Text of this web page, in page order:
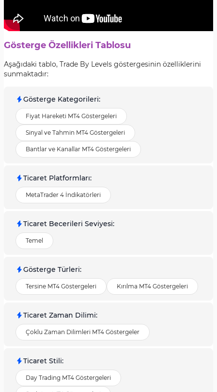
Gösterge Özellikleri Tablosu
Aşağıdaki tablo, Trade By Levels göstergesinin özelliklerini
sunmaktadır:
Gösterge Kategorileri:
Fiyat Hareketi MT4 Göstergeleri
Sinyal ve Tahmin MT4 Göstergeleri
Bantlar ve Kanallar MT4 Göstergeleri
Ticaret Platformları:
MetaTrader 4 İndikatörleri
Ticaret Becerileri Seviyesi:
Temel
Gösterge Türleri:
Tersine MT4 Göstergeleri Kırılma MT4 Göstergeleri
Ticaret Zaman Dilimi:
Çoklu Zaman Dilimleri MT4 Göstergeler
Ticaret Stili:
Day Trading MT4 Göstergeleri